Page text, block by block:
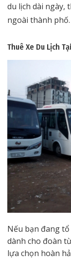
du lịch dài ngày,
ngoài thành phố.
Thuê Xe Du Lịch
Nếu bạn đang
dành cho đoàn
lựa chọn hoàn